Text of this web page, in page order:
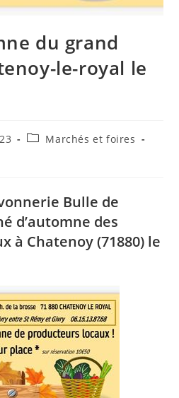
du grand
le-royal le
PostMarchés et foires
Bulle de
d’automne des
à Chatenoy (71880) le